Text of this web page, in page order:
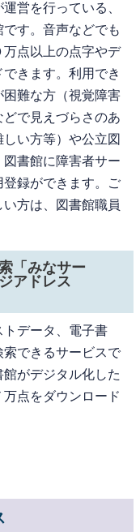
営を行っている、
す。音声などでも
点以上の点字やデ
きます。利用でき
難な方（視覚障害
で見えづらさのあ
い方等）や公立図
書館に障害者サー
登録ができます。ご
方は、図書館職員
「みなサー
アドレス
データ、電子書
できるサービスで
がデジタル化した
点をダウンロード